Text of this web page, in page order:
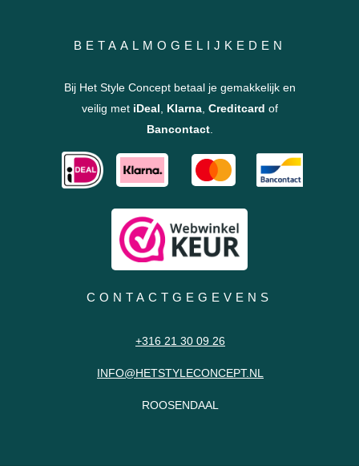
BETAALMOGELIJKEDEN
Bij Het Style Concept betaal je gemakkelijk en
veilig met iDeal, Klarna, Creditcard of
Bancontact.
CONTACTGEGEVENS
+316 21 30 09 26
INFO@HETSTYLECONCEPT.NL
ROOSENDAAL